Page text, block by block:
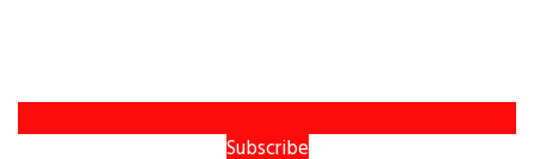
Subscribe